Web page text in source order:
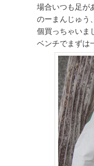
場合いつも足が
のーまんじゅう
個買っちゃいま
ベンチでまずは